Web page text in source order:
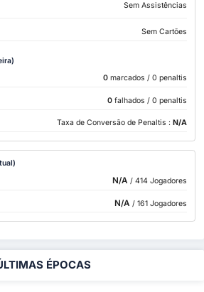
Sem Assistências
Sem Cartões
0 marcados / 0 penaltis
0 falhados / 0 penaltis
Taxa de Conversão de Penaltis : N/A
N/A / 414 Jogadores
N/A / 161 Jogadores
ÉPOCAS